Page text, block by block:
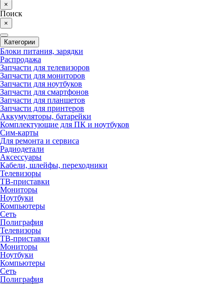
×
Поиск
×
Категории
Блоки питания, зарядки
Распродажа
Запчасти для телевизоров
Запчасти для мониторов
Запчасти для ноутбуков
Запчасти для смартфонов
Запчасти для планшетов
Запчасти для принтеров
Аккумуляторы, батарейки
Комплектующие для ПК и ноутбуков
Сим-карты
Для ремонта и сервиса
Радиодетали
Аксессуары
Кабели, шлейфы, переходники
Телевизоры
ТВ-приставки
Мониторы
Ноутбуки
Компьютеры
Сеть
Полиграфия
Телевизоры
ТВ-приставки
Мониторы
Ноутбуки
Компьютеры
Сеть
Полиграфия